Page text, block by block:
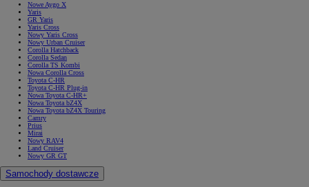
Nowe Aygo X
Yaris
GR Yaris
Yaris Cross
Nowy Yaris Cross
Nowy Urban Cruiser
Corolla Hatchback
Corolla Sedan
Corolla TS Kombi
Nowa Corolla Cross
Toyota C-HR
Toyota C-HR Plug-in
Nowa Toyota C-HR+
Nowa Toyota bZ4X
Nowa Toyota bZ4X Touring
Camry
Prius
Mirai
Nowy RAV4
Land Cruiser
Nowy GR GT
Samochody dostawcze